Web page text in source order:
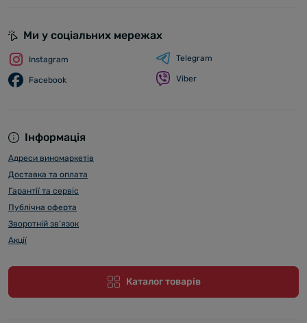
Інформація
Адреси виномаркетів
Доставка та оплата
Гарантії та сервіс
Публічна оферта
Зворотній зв’язок
Акції
Каталог товарів
Ми у соціальних мережах
Instagram
Facebook
Telegram
Viber